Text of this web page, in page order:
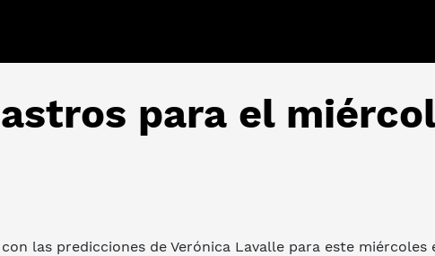
para el
las predicciones de Verónica Lavalle para este miércoles